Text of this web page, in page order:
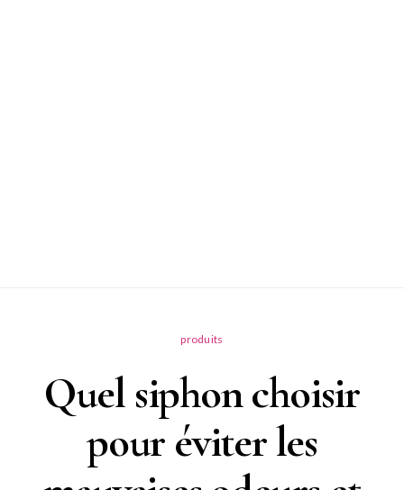
produits
Quel siphon choisir
pour éviter les